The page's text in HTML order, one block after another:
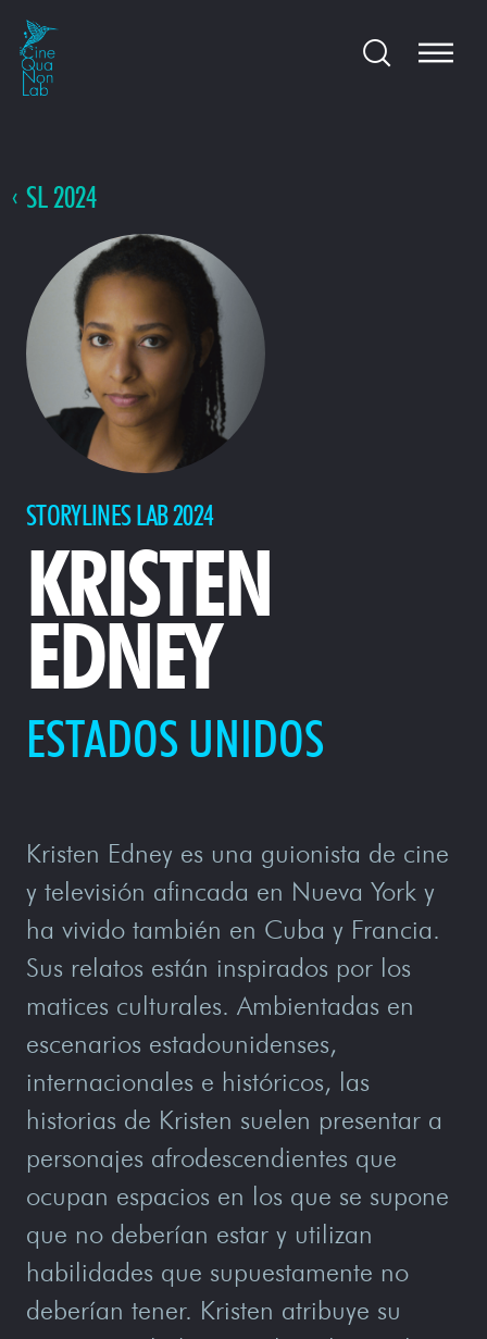
SL 2024
STORYLINES LAB 2024
KRISTEN
EDNEY
ESTADOS UNIDOS
Kristen Edney es una guionista de cine
y televisión afincada en Nueva York y
ha vivido también en Cuba y Francia.
Sus relatos están inspirados por los
matices culturales. Ambientadas en
escenarios estadounidenses,
internacionales e históricos, las
historias de Kristen suelen presentar a
personajes afrodescendientes que
ocupan espacios en los que se supone
que no deberían estar y utilizan
habilidades que supuestamente no
deberían tener. Kristen atribuye su